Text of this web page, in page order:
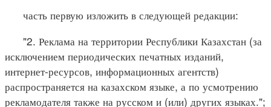
часть первую изложить в следующей редакции:
"2. Реклама на территории Республики Казахстан (за
исключением периодических печатных изданий,
интернет-ресурсов, информационных агентств)
распространяется на казахском языке, а по усмотрению
рекламодателя также на русском и (или) других языках.";